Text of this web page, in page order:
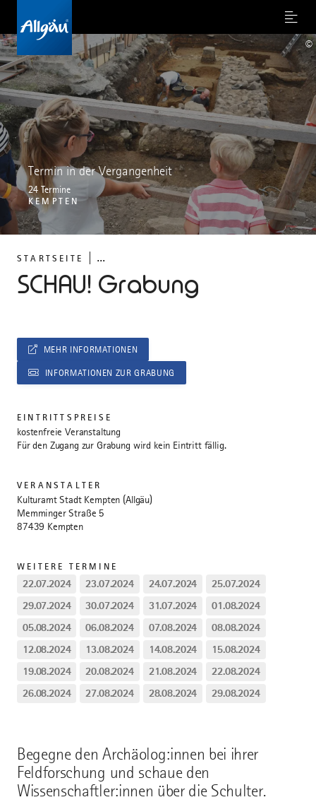
Menu
STARTSEITE ...
SCHAU! Grabung
Termin in der Vergangenheit
24 Termine
KEMPTEN
©
Begegne den Archäolog:innen bei ihrer
Feldforschung und schaue den
Wissenschaftler:innen über die Schulter.
MEHR INFORMATIONEN
INFORMATIONEN ZUR GRABUNG
EINTRITTSPREISE
kostenfreie Veranstaltung
Für den Zugang zur Grabung wird kein Eintritt fällig.
VERANSTALTER
Kulturamt Stadt Kempten (Allgäu)
Memminger Straße 5
87439 Kempten
WEITERE TERMINE
22.07.2024 23.07.2024 24.07.2024
25.07.2024
29.07.2024
30.07.2024 31.07.2024
01.08.2024
05.08.2024
06.08.2024 07.08.2024
08.08.2024
12.08.2024
13.08.2024 14.08.2024
15.08.2024
19.08.2024
20.08.2024 21.08.2024
22.08.2024
26.08.2024
27.08.2024 28.08.2024 29.08.2024